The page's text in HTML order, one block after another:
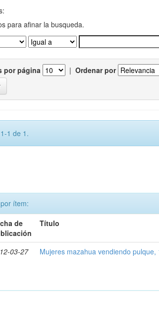
para afinar la busqueda.
por página | Ordenar por
1 de 1.
ítem:
de
Título
03-27 Mujeres mazahua vendiendo pulque,